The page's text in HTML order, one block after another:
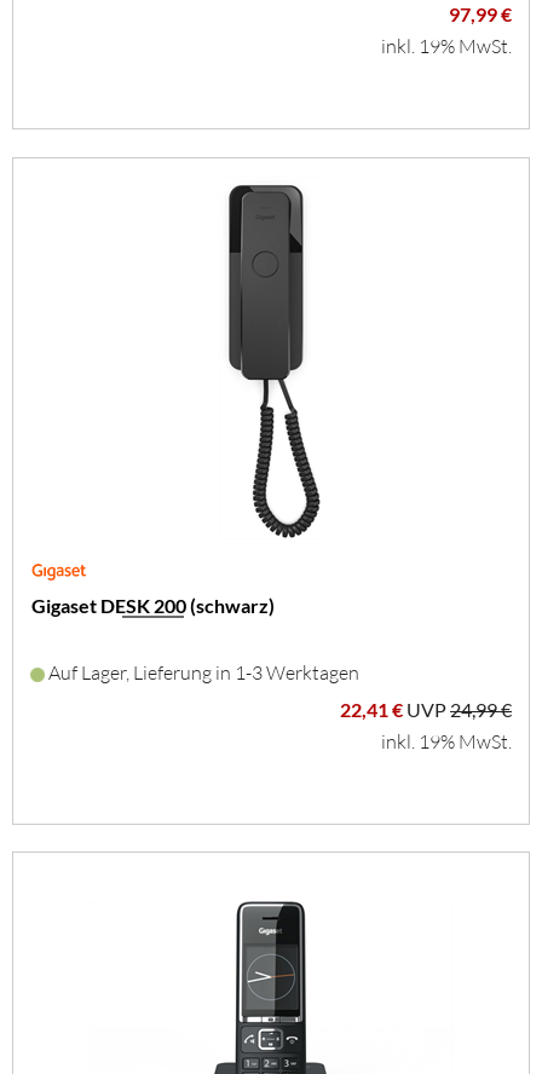
97,99 €
inkl. 19% MwSt.
Gigaset DESK 200 (schwarz)
Auf Lager, Lieferung in 1-3 Werktagen
22,41 € UVP24,99 €
inkl. 19% MwSt.